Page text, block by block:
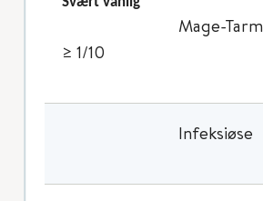
≥ 1/10
Mage-Tarm
Infeksiøse